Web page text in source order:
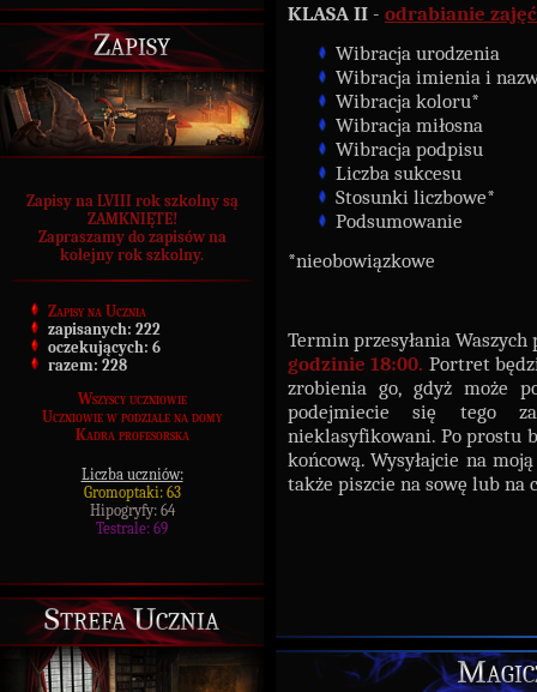
Zapisy
Zapisy na LVIII rok szkolny są
ZAMKNIĘTE!
Zapraszamy do zapisów na
kolejny rok szkolny.
Zapisy na Ucznia
zapisanych: 222
oczekujących: 6
razem: 228
Wszyscy uczniowie
Uczniowie w podziale na domy
Kadra profesorska
Liczba uczniów:
Gromoptaki: 63
Hipogryfy: 64
Testrale: 69
Strefa Ucznia
KLASA II - odrabianie
Wibracja urodzenia
Wibracja imienia i
Wibracja koloru*
Wibracja miłosna
Wibracja podpisu
Liczba sukcesu
Stosunki liczbowe*
Podsumowanie
*nieobowiązkowe
Termin przesyłania
godzinie 18:00. Portret
zrobienia go, gdyż może
podejmiecie się tego
nieklasyfikowani. Po prostu
końcową. Wysyłajcie na
także piszcie na sowę lub na